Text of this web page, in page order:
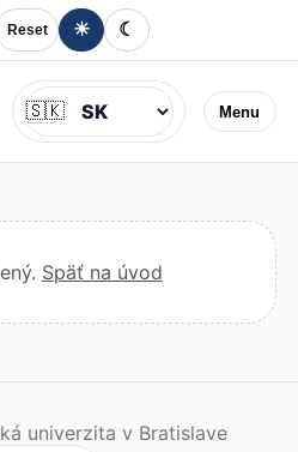
Reset ☀ ☾
Menu
Jazyk
🇸🇰
Späť na úvod
univerzita v Bratislave